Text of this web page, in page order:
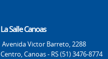
La Salle Canoas
Avenida Victor Barreto, 2288
Centro, Canoas - RS (51) 3476-8774